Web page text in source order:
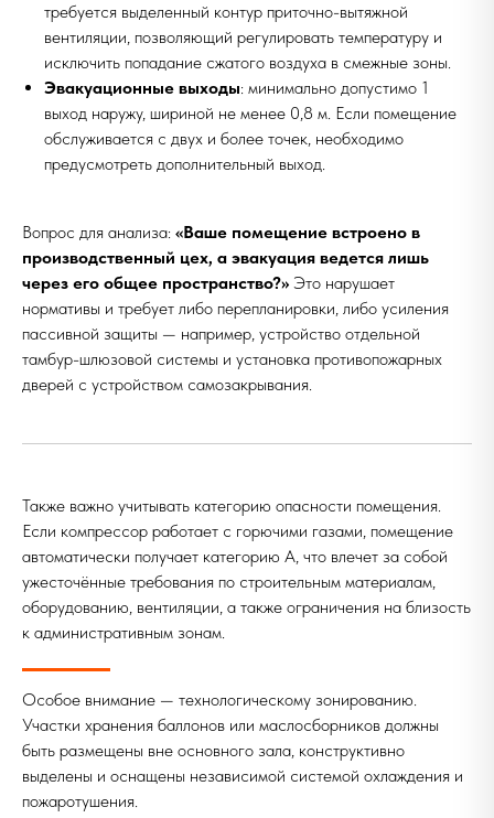
требуется выделенный контур приточно-вытяжной
вентиляции, позволяющий регулировать температуру и
исключить попадание сжатого воздуха в смежные зоны.
Эвакуационные выходы: минимально допустимо 1
выход наружу, шириной не менее 0,8 м. Если помещение
обслуживается с двух и более точек, необходимо
предусмотреть дополнительный выход.
Вопрос для анализа: «Ваше помещение встроено в
производственный цех, а эвакуация ведется лишь
через его общее пространство?» Это нарушает
нормативы и требует либо перепланировки, либо усиления
пассивной защиты — например, устройство отдельной
тамбур-шлюзовой системы и установка противопожарных
дверей с устройством самозакрывания.
Также важно учитывать категорию опасности помещения.
Если компрессор работает с горючими газами, помещение
автоматически получает категорию А, что влечет за собой
ужесточённые требования по строительным материалам,
оборудованию, вентиляции, а также ограничения на близость
к административным зонам.
Особое внимание — технологическому зонированию.
Участки хранения баллонов или маслосборников должны
быть размещены вне основного зала, конструктивно
выделены и оснащены независимой системой охлаждения и
пожаротушения.